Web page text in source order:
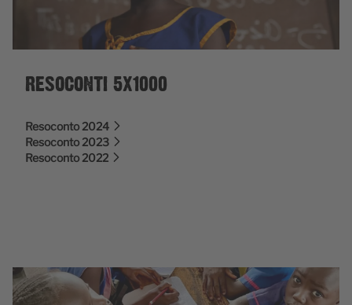
RESOCONTI 5X1000
Resoconto 2024
Resoconto 2023
Resoconto 2022